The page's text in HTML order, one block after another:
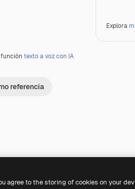
texto a voz con IA
referencia
Explora
agree to the storing of cookies on your